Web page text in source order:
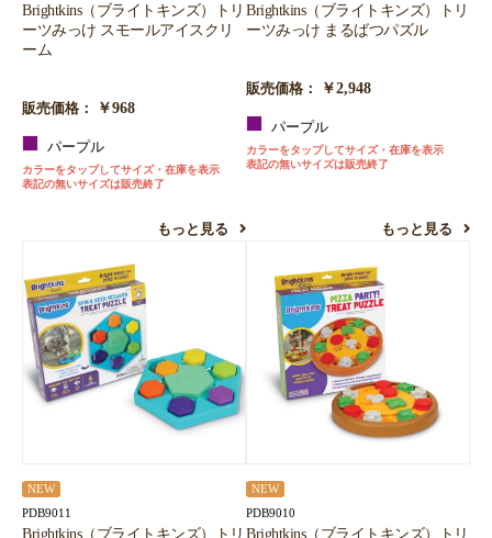
Brightkins（ブライトキンズ）トリ
ーツみっけ スモールアイスクリ
ーム
販売価格： ￥968
パープル
カラーをタップしてサイズ・在庫を表示
表記の無いサイズは販売終了
もっと見る
Brightkins（ブライトキンズ）トリ
ーツみっけ まるばつパズル
販売価格： ￥2,948
パープル
カラーをタップしてサイズ・在庫を表示
表記の無いサイズは販売終了
もっと見る
NEW
PDB9011
Brightkins（ブライトキンズ）トリ
NEW
PDB9010
Brightkins（ブライトキンズ）トリ